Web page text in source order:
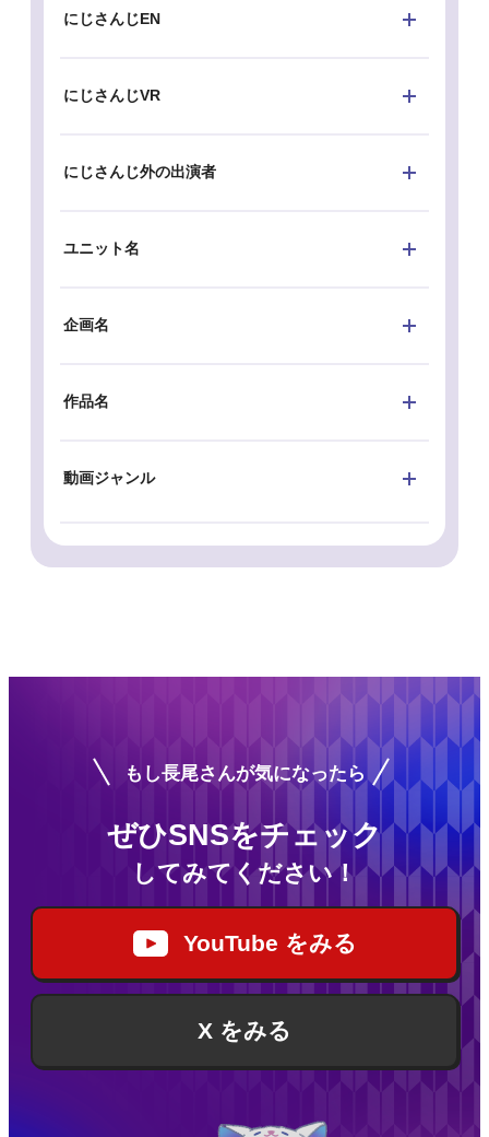
にじさんじEN
にじさんじVR
にじさんじ外の出演者
ユニット名
企画名
作品名
動画ジャンル
もし長尾さんが気になったら
ぜひSNSをチェック
してみてください！
YouTube をみる
X をみる